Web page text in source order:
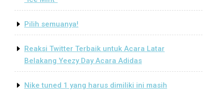
Pilih semuanya!
Reaksi Twitter Terbaik untuk Acara Latar
Belakang Yeezy Day Acara Adidas
Nike tuned 1 yang harus dimiliki ini masih